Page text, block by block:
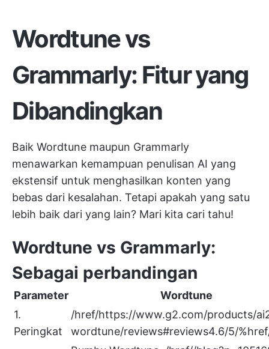
Wordtune vs
Grammarly: Fitur yang
Dibandingkan
Baik Wordtune maupun Grammarly
menawarkan kemampuan penulisan AI yang
ekstensif untuk menghasilkan konten yang
bebas dari kesalahan. Tetapi apakah yang satu
lebih baik dari yang lain? Mari kita cari tahu!
Wordtune vs Grammarly:
Sebagai perbandingan
Parameter
Wordtune
1.
Peringkat
/href/https://www.g2.com/products/
wordtune/reviews#reviews4.6/5/